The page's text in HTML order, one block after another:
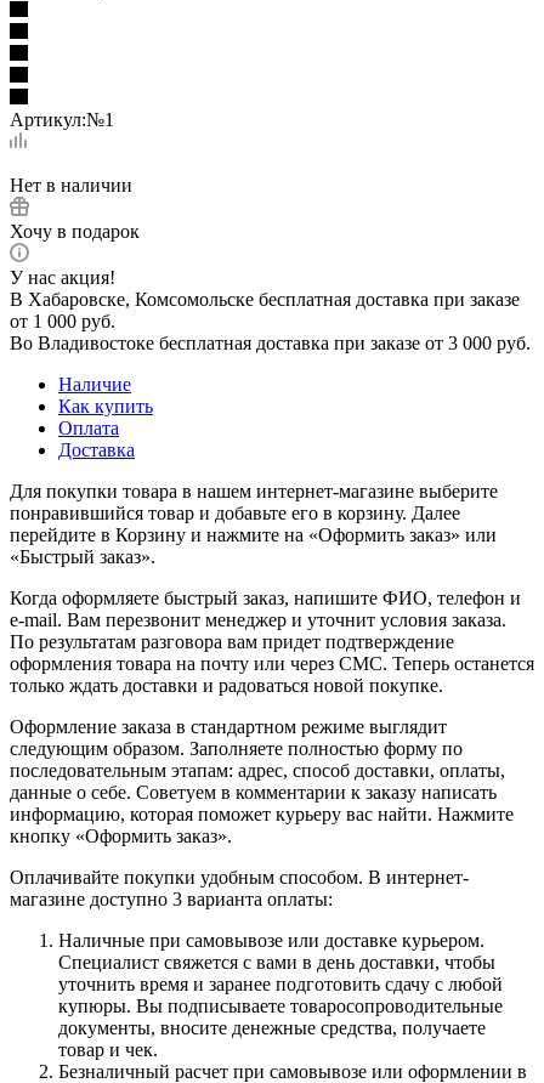
Артикул:№1
Нет в наличии
Хочу в подарок
У нас акция!
В Хабаровске, Комсомольске бесплатная доставка при заказе
от 1 000 руб.
Во Владивостоке бесплатная доставка при заказе от 3 000 руб.
Наличие
Как купить
Оплата
Доставка
Для покупки товара в нашем интернет-магазине выберите
понравившийся товар и добавьте его в корзину. Далее
перейдите в Корзину и нажмите на «Оформить заказ» или
«Быстрый заказ».
Когда оформляете быстрый заказ, напишите ФИО, телефон и
e-mail. Вам перезвонит менеджер и уточнит условия заказа.
По результатам разговора вам придет подтверждение
оформления товара на почту или через СМС. Теперь останется
только ждать доставки и радоваться новой покупке.
Оформление заказа в стандартном режиме выглядит
следующим образом. Заполняете полностью форму по
последовательным этапам: адрес, способ доставки, оплаты,
данные о себе. Советуем в комментарии к заказу написать
информацию, которая поможет курьеру вас найти. Нажмите
кнопку «Оформить заказ».
Оплачивайте покупки удобным способом. В интернет-
магазине доступно 3 варианта оплаты:
Наличные при самовывозе или доставке курьером.
Специалист свяжется с вами в день доставки, чтобы
уточнить время и заранее подготовить сдачу с любой
купюры. Вы подписываете товаросопроводительные
документы, вносите денежные средства, получаете
товар и чек.
Безналичный расчет при самовывозе или оформлении в